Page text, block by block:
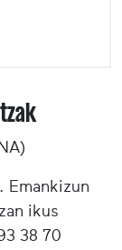
Emankizun
ikus
38 70